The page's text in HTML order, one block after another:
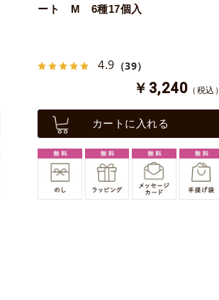
ート M 6種17個入
4.9 （39）
￥3,240 （税込）
カートに入れる